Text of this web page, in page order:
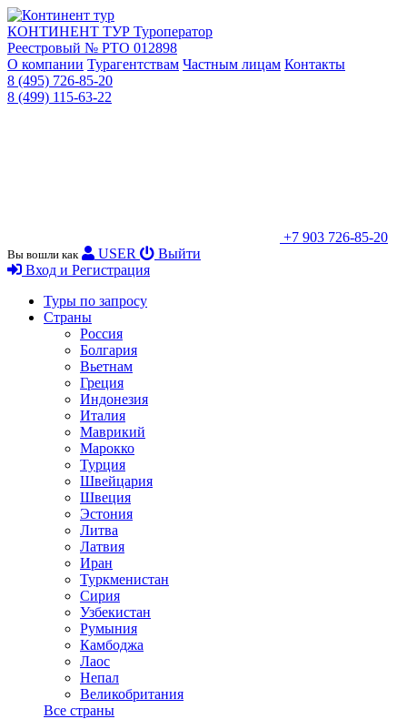
КОНТИНЕНТ ТУР Туроператор
Реестровый № РТО 012898
О компании Турагентствам Частным лицам Контакты
8 (495) 726-85-20
8 (499) 115-63-22
+7 903 726-85-20
Вы вошли как USER
Выйти
Вход и Регистрация
Туры по запросу
Страны
Россия
Болгария
Вьетнам
Греция
Индонезия
Италия
Маврикий
Марокко
Турция
Швейцария
Швеция
Эстония
Литва
Латвия
Иран
Туркменистан
Сирия
Узбекистан
Румыния
Камбоджа
Лаос
Непал
Великобритания
Все страны